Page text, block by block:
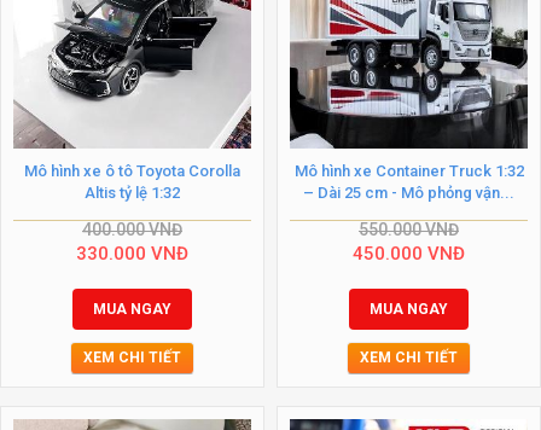
Mô hình xe ô tô Toyota Corolla
Altis tỷ lệ 1:32
400.000VNĐ
330.000 VNĐ
MUA NGAY
XEM CHI TIẾT
Mô hình xe Container Truck 1:32
– Dài 25 cm - Mô phỏng vận...
550.000VNĐ
450.000 VNĐ
MUA NGAY
XEM CHI TIẾT